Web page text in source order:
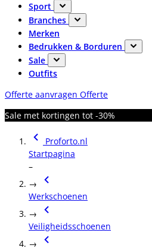
Sport
Branches
Merken
Bedrukken & Borduren
Sale
Outfits
Offerte aanvragen Offerte
Sale met kortingen tot -30%
Proforto.nl
Startpagina
–
→
Werkschoenen
→
Veiligheidsschoenen
→